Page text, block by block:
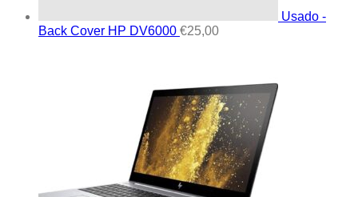
Usado -
Back Cover HP DV6000 €25,00